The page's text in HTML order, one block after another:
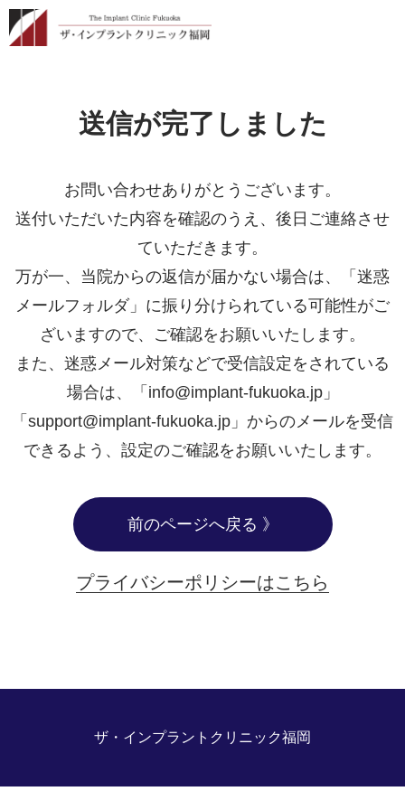
送信が完了しました
お問い合わせありがとうございます。
送付いただいた内容を確認のうえ、後日ご連絡させ
ていただきます。
万が一、当院からの返信が届かない場合は、
「迷惑
メールフォルダ」に振り分けられている可能性がご
ざいますので、 ご確認をお願いいたします。
また、迷惑メール対策などで受信設定をされている
場合は、
「info@implant-fukuoka.jp」
「support@implant-fukuoka.jp」からのメールを受信
できるよう、 設定のご確認をお願いいたします。
前のページへ戻る 》
プライバシーポリシーはこちら
ザ・インプラントクリニック福岡